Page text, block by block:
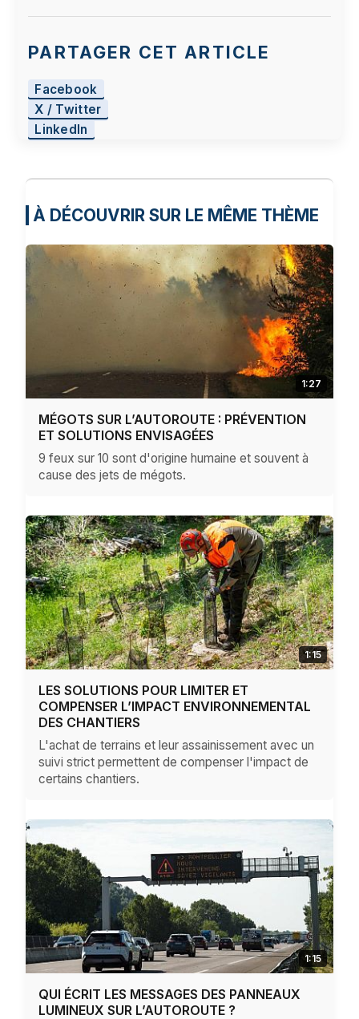
PARTAGER CET ARTICLE
Facebook
X / Twitter
LinkedIn
À DÉCOUVRIR SUR LE MÊME THÈME
1:27
MÉGOTS SUR L’AUTOROUTE : PRÉVENTION
ET SOLUTIONS ENVISAGÉES
9 feux sur 10 sont d'origine humaine et souvent à
cause des jets de mégots.
1:15
LES SOLUTIONS POUR LIMITER ET
COMPENSER L’IMPACT ENVIRONNEMENTAL
DES CHANTIERS
L'achat de terrains et leur assainissement avec un
suivi strict permettent de compenser l'impact de
certains chantiers.
1:15
QUI ÉCRIT LES MESSAGES DES PANNEAUX
LUMINEUX SUR L’AUTOROUTE ?